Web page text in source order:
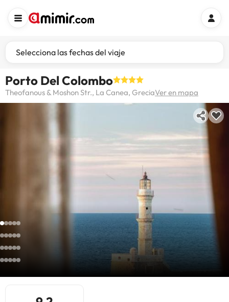
Selecciona las fechas del viaje
Porto Del Colombo
Theofanous & Moshon Str., La Canea, GreciaVer en mapa